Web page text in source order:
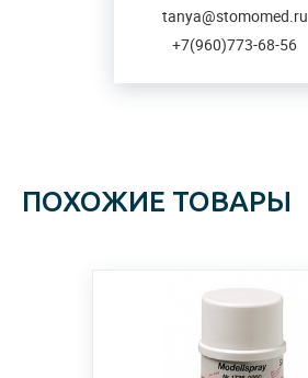
tanya@stomomed.ru
+7(960)773-68-56
ПОХОЖИЕ ТОВАРЫ